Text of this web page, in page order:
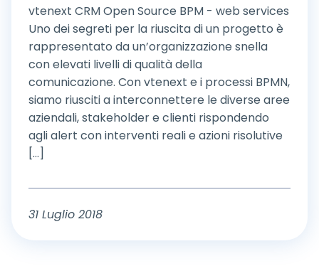
vtenext CRM Open Source BPM - web services
Uno dei segreti per la riuscita di un progetto è
rappresentato da un’organizzazione snella
con elevati livelli di qualità della
comunicazione. Con vtenext e i processi BPMN,
siamo riusciti a interconnettere le diverse aree
aziendali, stakeholder e clienti rispondendo
agli alert con interventi reali e azioni risolutive
[...]
31 Luglio 2018